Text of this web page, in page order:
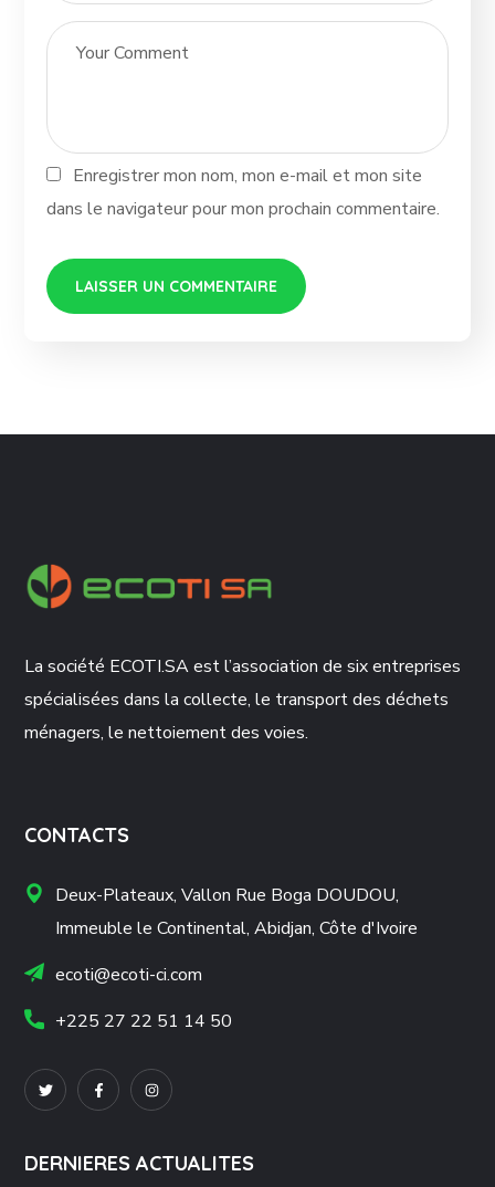
Enregistrer mon nom, mon e-mail et mon site
dans le navigateur pour mon prochain commentaire.
La société ECOTI.SA est l’association de six entreprises
spécialisées dans la collecte, le transport des déchets
ménagers, le nettoiement des voies.
CONTACTS
Deux-Plateaux, Vallon Rue Boga DOUDOU,
Immeuble le Continental, Abidjan, Côte d'Ivoire
ecoti@ecoti-ci.com
+225 27 22 51 14 50
DERNIERES ACTUALITES